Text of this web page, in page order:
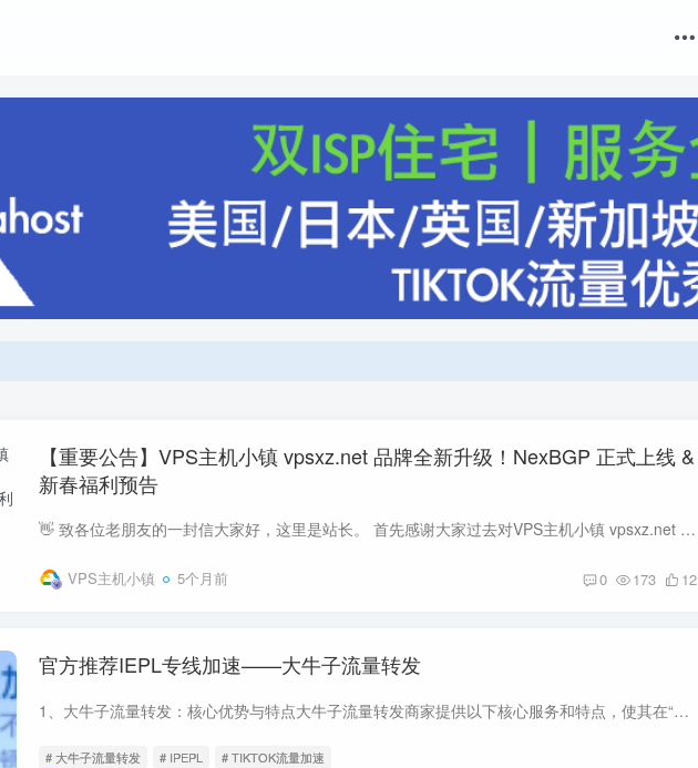
群
【重要公告】VPS主机小镇 vpsxz.net 品牌全新升级！NexBGP 正式上线 &
新春福利预告
👋 致各位老朋友的一封信大家好，这里是站长。 首先感谢大家过去对VPS主机小镇 vpsxz.net 的支持与陪伴。随着用户的增加发展，我们意识到原来的网站架构已经无法满足大家日益增长的“硬核”需求...
VPS主机小镇 5个月前 0 173 12
官方推荐IEPL专线加速——大牛子流量转发
1、大牛子流量转发：核心优势与特点大牛子流量转发商家提供以下核心服务和特点，使其在“流量转发商家”中脱颖而出： 移动、联通、电信三网 IEPL 转发： 支持中国移动、中国联通、中国电信三大...
# 大牛子流量转发 # IPEPL # TIKTOK流量加速